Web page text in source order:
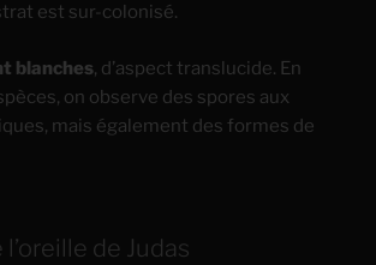
est sur-colonisé.
blanches, d’aspect translucide. En
on observe des spores aux
mais également des formes de
de Judas